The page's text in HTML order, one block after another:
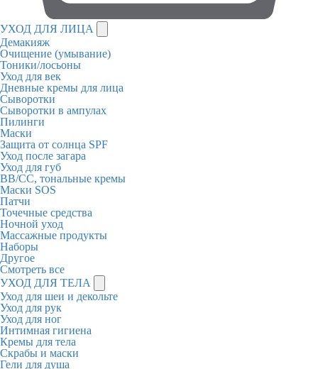
УХОД ДЛЯ ЛИЦА
Демакияж
Очищение (умывание)
Тоники/лосьоны
Уход для век
Дневные кремы для лица
Сыворотки
Сыворотки в ампулах
Пилинги
Маски
Защита от солнца SPF
Уход после загара
Уход для губ
BB/CC, тональные кремы
Маски SOS
Патчи
Точечные средства
Ночной уход
Массажные продукты
Наборы
Другое
Смотреть все
УХОД ДЛЯ ТЕЛА
Уход для шеи и декольте
Уход для рук
Уход для ног
Интимная гигиена
Кремы для тела
Скрабы и маски
Гели для душа